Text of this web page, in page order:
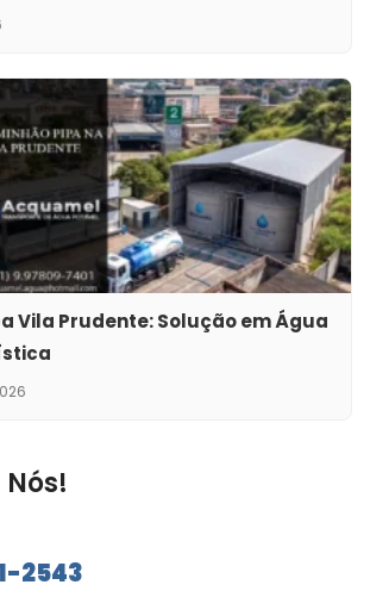
Vila Prudente: Solução em Água
2543